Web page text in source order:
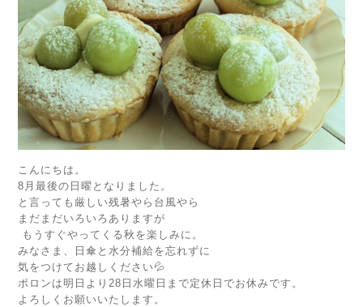
こんにちは。
8月最後の日曜となりました。
と言っても厳しい残暑やら台風やら
まだまだいろいろありますが
もうすぐやってくる秋を楽しみに。
みなさま、日傘と水分補給を忘れずに
気をつけてお越しください💦
ポロンは明日より28日水曜日まで定休日でお休みです。
よろしくお願いいたします。